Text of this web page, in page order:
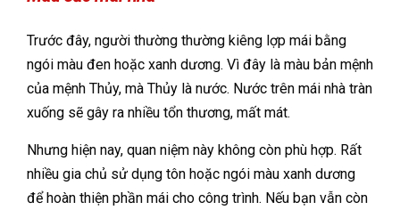
Trước đây, người thường thường kiêng lợp mái bằng
ngói màu đen hoặc xanh dương. Vì đây là màu bản mệnh
của mệnh Thủy, mà Thủy là nước. Nước trên mái nhà tràn
xuống sẽ gây ra nhiều tổn thương, mất mát.
Nhưng hiện nay, quan niệm này không còn phù hợp. Rất
nhiều gia chủ sử dụng tôn hoặc ngói màu xanh dương
để hoàn thiện phần mái cho công trình. Nếu bạn vẫn còn